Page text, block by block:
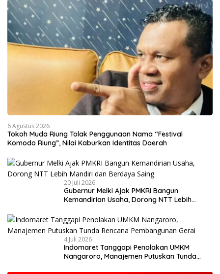
6 Agustus 2026
Tokoh Muda Riung Tolak Penggunaan Nama “Festival
Komodo Riung”, Nilai Kaburkan Identitas Daerah
20 Juli 2026
Gubernur Melki Ajak PMKRI Bangun
Kemandirian Usaha, Dorong NTT Lebih
4 Juli 2026
Indomaret Tanggapi Penolakan UMKM
Nangaroro, Manajemen Putuskan Tunda